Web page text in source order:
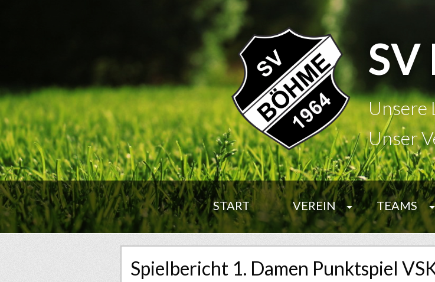
SV
Unsere
Unser
START VEREIN TEAMS
Spielbericht 1. Damen Punktspiel